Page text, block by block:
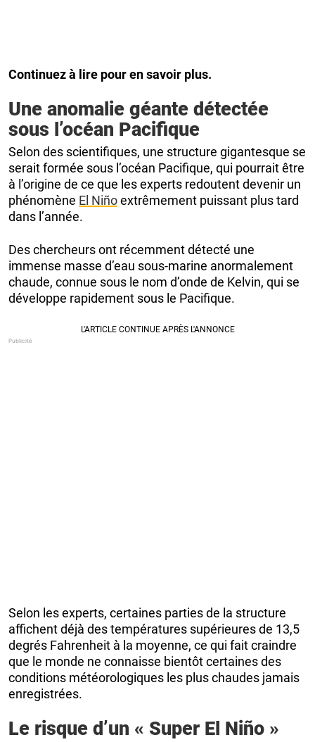
Continuez à lire pour en savoir plus.
Une anomalie géante détectée
sous l’océan Pacifique
Selon des scientifiques, une structure gigantesque se
serait formée sous l’océan Pacifique, qui pourrait être
à l’origine de ce que les experts redoutent devenir un
phénomène El Niñoextrêmement puissant plus tard
dans l’année.
Des chercheurs ont récemment détecté une
immense masse d’eau sous-marine anormalement
chaude, connue sous le nom d’onde de Kelvin, qui se
développe rapidement sous le Pacifique.
Selon les experts, certaines parties de la structure
affichent déjà des températures supérieures de 13,5
degrés Fahrenheit à la moyenne, ce qui fait craindre
que le monde ne connaisse bientôt certaines des
conditions météorologiques les plus chaudes jamais
enregistrées.
Le risque d’un « Super El Niño »